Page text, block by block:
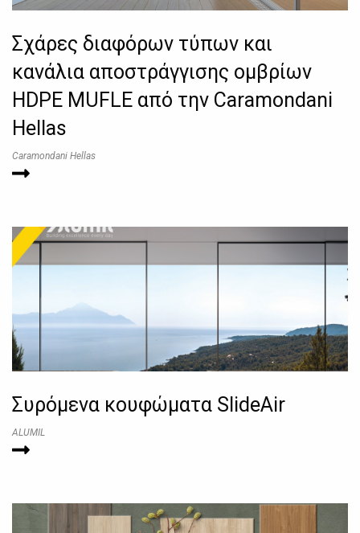
Σχάρες διαφόρων τύπων και
κανάλια αποστράγγισης ομβρίων
HDPE MUFLE από την Caramondani
Hellas
Caramondani Hellas
Συρόμενα κουφώματα SlideAir
ALUMIL